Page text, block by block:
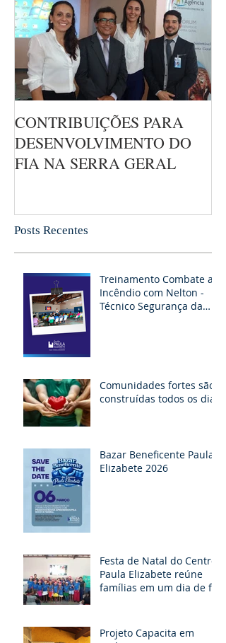
CONTRIBUIÇÕES PARA
DESENVOLVIMENTO DO
FIA NA SERRA GERAL
Posts Recentes
Treinamento Combate ao
Incêndio com Nelton -
Técnico Segurança da
Comunidades fortes são
construídas todos os dias
Bazar Beneficente Paula
Elizabete 2026
Festa de Natal do Centro
Paula Elizabete reúne
famílias em um dia de fé,
Projeto Capacita em